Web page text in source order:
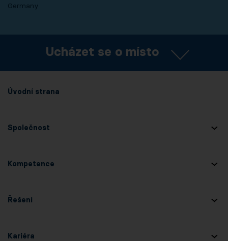
Germany
Ucházet se o místo
Úvodní strana
Společnost
Kompetence
Řešení
Kariéra